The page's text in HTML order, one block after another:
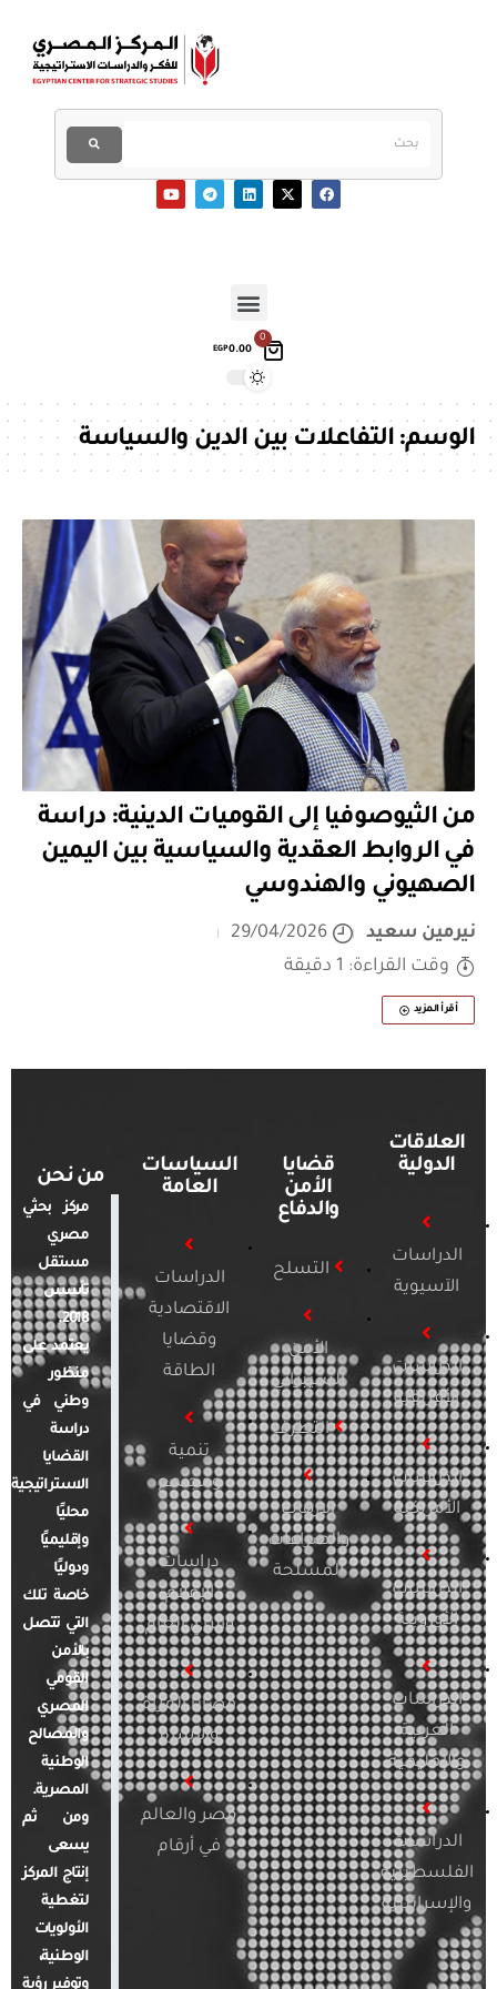
0
EGP0.00
الوسم:التفاعلات بين الدين والسياسة
من الثيوصوفيا إلى القوميات الدينية: دراسة
في الروابط العقدية والسياسية بين اليمين
الصهيوني والهندوسي
نيرمين سعيد
29/04/2026
وقت القراءة: 1 دقيقة
أقرأ المزيد
العلاقات
الدولية
الدراسات
الآسيوية
الدراسات
الأفريقية
الدراسات
الأمريكية
الدراسات
الأوروبية
الدراسات
العربية
والإقليمية
الدراسات
الفلسطينية
والإسرائيلية
قضايا
الأمن
والدفاع
التسلح
الأمن
السيبراني
التطرف
الإرهاب
والصراعات
المسلحة
السياسات
العامة
الدراسات
الاقتصادية
وقضايا
الطاقة
تنمية
ومجتمع
دراسات
الإعلام
والرأي العام
قضايا المرأة
والأسرة
مصر والعالم
في أرقام
من نحن
مركز بحثي
مصري
مستقل
تأسس
2018.
يعتمد على
منظور
وطني في
دراسة
القضايا
الاستراتيجية
محليًا
وإقليميًا
ودوليًا
خاصة تلك
التي تتصل
بالأمن
القومي
المصري
والمصالح
الوطنية
المصرية.
ومن ثم
يسعى
إنتاج المركز
لتغطية
الأولويات
الوطنية،
وتوفير رؤية